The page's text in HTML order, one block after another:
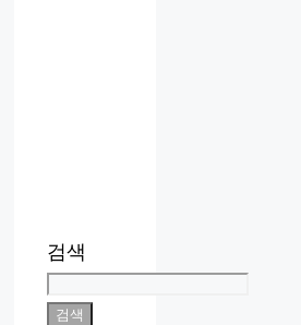
검색
검색